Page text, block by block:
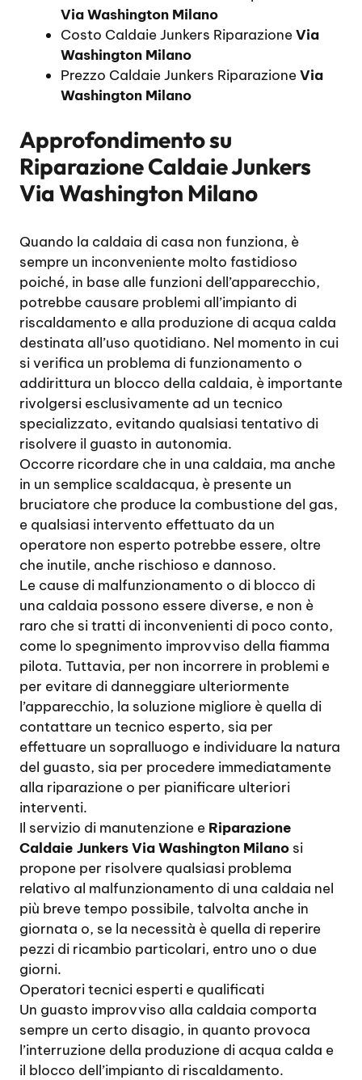
Via Washington Milano
Costo Caldaie Junkers RiparazioneVia
Washington Milano
Prezzo Caldaie Junkers RiparazioneVia
Washington Milano
Approfondimento su
Riparazione Caldaie Junkers
Via Washington Milano
Quando la caldaia di casa non funziona, è
sempre un inconveniente molto fastidioso
poiché, in base alle funzioni dell’apparecchio,
potrebbe causare problemi all’impianto di
riscaldamento e alla produzione di acqua calda
destinata all’uso quotidiano. Nel momento in cui
si verifica un problema di funzionamento o
addirittura un blocco della caldaia, è importante
rivolgersi esclusivamente ad un tecnico
specializzato, evitando qualsiasi tentativo di
risolvere il guasto in autonomia.
Occorre ricordare che in una caldaia, ma anche
in un semplice scaldacqua, è presente un
bruciatore che produce la combustione del gas,
e qualsiasi intervento effettuato da un
operatore non esperto potrebbe essere, oltre
che inutile, anche rischioso e dannoso.
Le cause di malfunzionamento o di blocco di
una caldaia possono essere diverse, e non è
raro che si tratti di inconvenienti di poco conto,
come lo spegnimento improvviso della fiamma
pilota. Tuttavia, per non incorrere in problemi e
per evitare di danneggiare ulteriormente
l’apparecchio, la soluzione migliore è quella di
contattare un tecnico esperto, sia per
effettuare un sopralluogo e individuare la natura
del guasto, sia per procedere immediatamente
alla riparazione o per pianificare ulteriori
interventi.
Il servizio di manutenzione e Riparazione
Caldaie Junkers Via Washington Milano si
propone per risolvere qualsiasi problema
relativo al malfunzionamento di una caldaia nel
più breve tempo possibile, talvolta anche in
giornata o, se la necessità è quella di reperire
pezzi di ricambio particolari, entro uno o due
giorni.
Operatori tecnici esperti e qualificati
Un guasto improvviso alla caldaia comporta
sempre un certo disagio, in quanto provoca
l’interruzione della produzione di acqua calda e
il blocco dell’impianto di riscaldamento.